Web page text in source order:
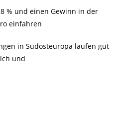
% und einen Gewinn in der
einfahren
in Südosteuropa laufen gut
und